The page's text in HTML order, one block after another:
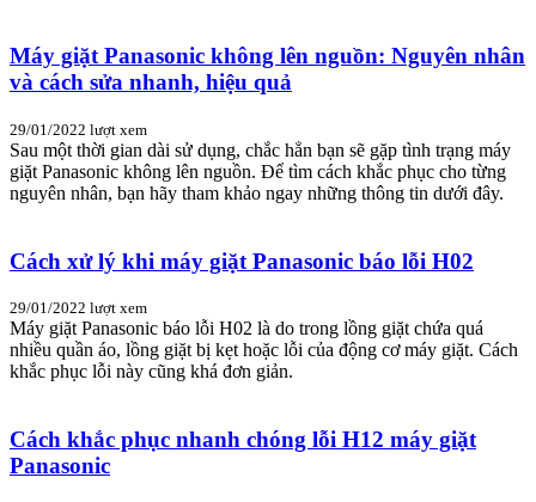
Máy giặt Panasonic không lên nguồn: Nguyên nhân
và cách sửa nhanh, hiệu quả
29/01/2022 lượt xem
Sau một thời gian dài sử dụng, chắc hẳn bạn sẽ gặp tình trạng máy
giặt Panasonic không lên nguồn. Để tìm cách khắc phục cho từng
nguyên nhân, bạn hãy tham khảo ngay những thông tin dưới đây.
Cách xử lý khi máy giặt Panasonic báo lỗi H02
29/01/2022 lượt xem
Máy giặt Panasonic báo lỗi H02 là do trong lồng giặt chứa quá
nhiều quần áo, lồng giặt bị kẹt hoặc lỗi của động cơ máy giặt. Cách
khắc phục lỗi này cũng khá đơn giản.
Cách khắc phục nhanh chóng lỗi H12 máy giặt
Panasonic